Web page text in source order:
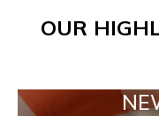
OUR
NEW IN